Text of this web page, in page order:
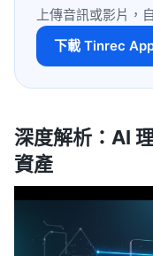
上傳音訊或影片，
下載 Tinrec
深度解析：AI
資產